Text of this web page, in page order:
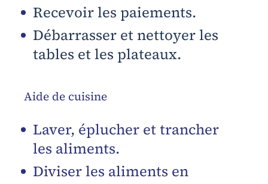
Recevoir les paiements.
Débarrasser et nettoyer les
tables et les plateaux.
Aide de cuisine
Laver, éplucher et trancher
les aliments.
Diviser les aliments en